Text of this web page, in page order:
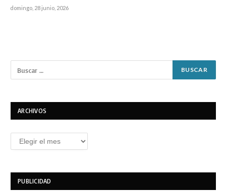
domingo, 28 junio, 2026
ARCHIVOS
Archivos
PUBLICIDAD